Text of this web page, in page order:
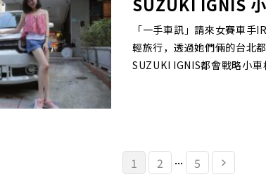
「一手車訊」請來女賽車手
輕旅行，透過她們倆的台北
SUZUKI IGNIS都會戰略小車
1 2 ... 5